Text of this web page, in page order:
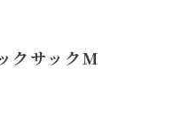
クサックM